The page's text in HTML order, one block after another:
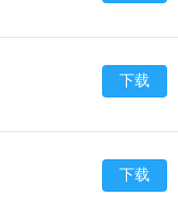
下载
下载